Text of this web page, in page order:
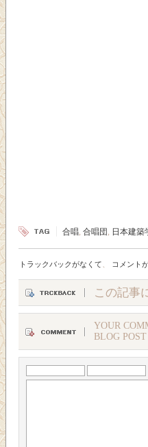
合唱, 合唱団 , 日本建築
トラックバックがなくて コメント
この記事
YOUR
BLOG POST